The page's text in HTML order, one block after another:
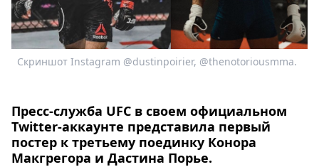
Стримы
Спецпроекты
Звезды
Скачай
Metro
Скриншот Instagram @dustinpoirier, @thenotoriousmma.
Пресс-служба UFC в своем официальном
Twitter-аккаунте представила первый
постер к третьему поединку Конора
Макгрегора и Дастина Порье.